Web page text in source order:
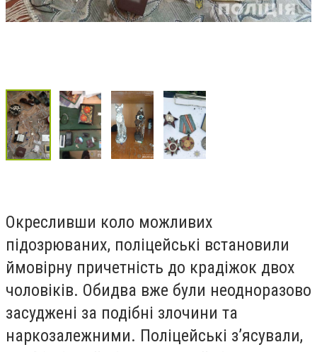
Окресливши коло можливих
підозрюваних, поліцейські встановили
ймовірну причетність до крадіжок двох
чоловіків. Обидва вже були неодноразово
засуджені за подібні злочини та
наркозалежними. Поліцейські з’ясували,